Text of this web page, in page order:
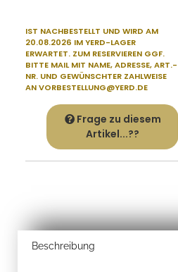
IST NACHBESTELLT UND WIRD AM
20.08.2026 IM YERD-LAGER
ERWARTET. ZUM RESERVIEREN GGF.
BITTE MAIL MIT NAME, ADRESSE, ART.-
NR. UND GEWÜNSCHTER ZAHLWEISE
ANVORBESTELLUNG@YERD.DE
Frage zu diesem
Artikel...??
Beschreibung